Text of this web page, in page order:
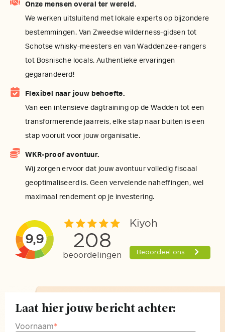
Onze mensen overal ter wereld.
We werken uitsluitend met lokale experts op bijzondere
bestemmingen. Van Zweedse wilderness-gidsen tot
Schotse whisky-meesters en van Waddenzee-rangers
tot Bosnische locals. Authentieke ervaringen
gegarandeerd!
Flexibel naar jouw behoefte.
Van een intensieve dagtraining op de Wadden tot een
transformerende jaarreis, elke stap naar buiten is een
stap vooruit voor jouw organisatie.
WKR-proof avontuur.
Wij zorgen ervoor dat jouw avontuur volledig fiscaal
geoptimaliseerd is. Geen vervelende naheffingen, wel
maximaal rendement op je investering.
Laat hier jouw bericht achter:
Voornaam*